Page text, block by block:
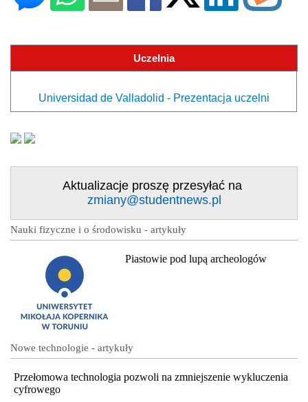
Uczelnia
Universidad de Valladolid - Prezentacja uczelni
Aktualizacje proszę przesyłać na
zmiany@studentnews.pl
Nauki fizyczne i o środowisku - artykuły
Piastowie pod lupą archeologów
Nowe technologie - artykuły
Przełomowa technologia pozwoli na zmniejszenie wykluczenia
cyfrowego